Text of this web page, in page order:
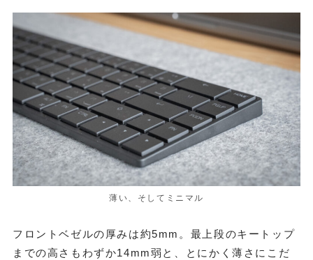
薄い、そしてミニマル
フロントベゼルの厚みは約5mm。最上段のキートップ
までの高さもわずか14mm弱と、とにかく薄さにこだ